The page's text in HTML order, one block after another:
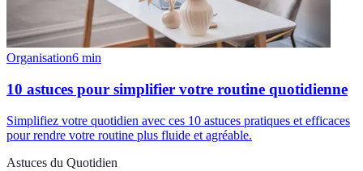
Organisation6 min
10 astuces pour simplifier votre routine quotidienne
Simplifiez votre quotidien avec ces 10 astuces pratiques et efficaces
pour rendre votre routine plus fluide et agréable.
Astuces du Quotidien